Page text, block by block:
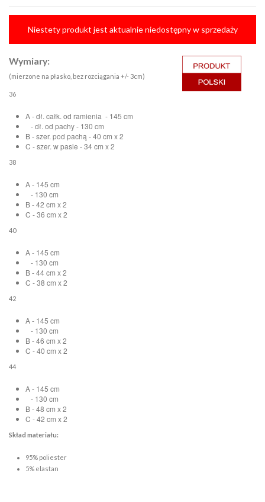
Niestety produkt jest aktualnie niedostępny w sprzedaży
Wymiary:
(mierzone na płasko, bez rozciągania +/- 3cm)
36
A - dł. całk. od ramienia - 145 cm
- dł. od pachy - 130 cm
B - szer. pod pachą - 40 cm x 2
C - szer. w pasie - 34 cm x 2
38
A - 145 cm
- 130 cm
B - 42 cm x 2
C - 36 cm x 2
40
A - 145 cm
- 130 cm
B - 44 cm x 2
C - 38 cm x 2
42
A - 145 cm
- 130 cm
B - 46 cm x 2
C - 40 cm x 2
44
A - 145 cm
- 130 cm
B - 48 cm x 2
C - 42 cm x 2
Skład materiału:
95% poliester
5% elastan